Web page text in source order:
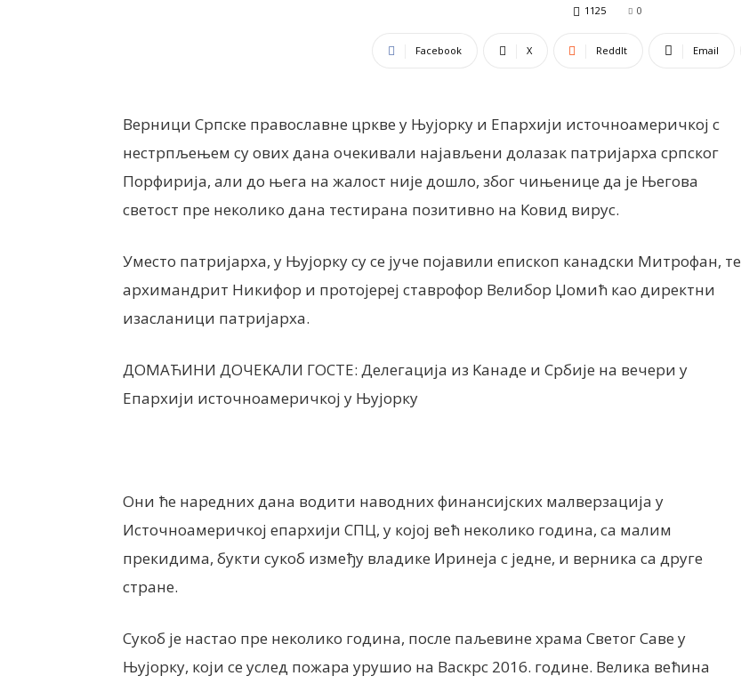
1125 0
Facebook X ReddIt Email
Верници Српске православне цркве у Њујорку и Епархији источноамеричкој с
нестрпљењем су ових дана очекивали најављени долазак патријарха српског
Порфирија, али до њега на жалост није дошло, због чињенице да је Његова
светост пре неколико дана тестирана позитивно на Kовид вирус.
Уместо патријарха, у Њујорку су се јуче појавили епископ канадски Митрофан, те
архимандрит Никифор и протојереј ставрофор Велибор Џомић као директни
изасланици патријарха.
ДОМАЋИНИ ДОЧЕKАЛИ ГОСТЕ: Делегација из Kанаде и Србије на вечери у
Епархији источноамеричкој у Њујорку
Они ће наредних дана водити наводних финансијских малверзација у
Источноамеричкој епархији СПЦ, у којој већ неколико година, са малим
прекидима, букти сукоб између владике Иринеја с једне, и верника са друге
стране.
Сукоб је настао пре неколико година, после паљевине храма Светог Саве у
Њујорку, који се услед пожара урушио на Васкрс 2016. године. Велика већина